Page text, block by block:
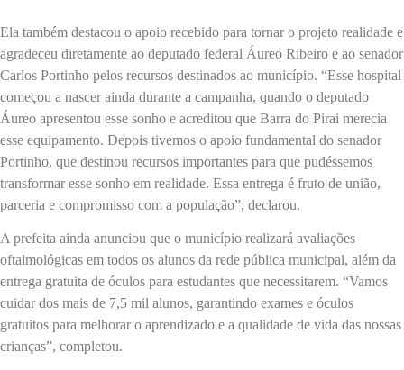
Ela também destacou o apoio recebido para tornar o projeto realidade e
agradeceu diretamente ao deputado federal Áureo Ribeiro e ao senador
Carlos Portinho pelos recursos destinados ao município. “Esse hospital
começou a nascer ainda durante a campanha, quando o deputado
Áureo apresentou esse sonho e acreditou que Barra do Piraí merecia
esse equipamento. Depois tivemos o apoio fundamental do senador
Portinho, que destinou recursos importantes para que pudéssemos
transformar esse sonho em realidade. Essa entrega é fruto de união,
parceria e compromisso com a população”, declarou.
A prefeita ainda anunciou que o município realizará avaliações
oftalmológicas em todos os alunos da rede pública municipal, além da
entrega gratuita de óculos para estudantes que necessitarem. “Vamos
cuidar dos mais de 7,5 mil alunos, garantindo exames e óculos
gratuitos para melhorar o aprendizado e a qualidade de vida das nossas
crianças”, completou.